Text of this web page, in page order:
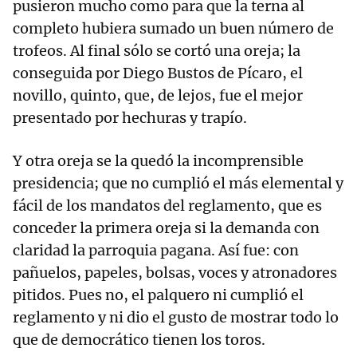
pusieron mucho como para que la terna al
completo hubiera sumado un buen número de
trofeos. Al final sólo se cortó una oreja; la
conseguida por Diego Bustos de Pícaro, el
novillo, quinto, que, de lejos, fue el mejor
presentado por hechuras y trapío.
Y otra oreja se la quedó la incomprensible
presidencia; que no cumplió el más elemental y
fácil de los mandatos del reglamento, que es
conceder la primera oreja si la demanda con
claridad la parroquia pagana. Así fue: con
pañuelos, papeles, bolsas, voces y atronadores
pitidos. Pues no, el palquero ni cumplió el
reglamento y ni dio el gusto de mostrar todo lo
que de democrático tienen los toros.